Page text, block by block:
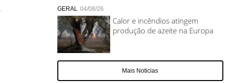
GERAL 04/08/26
Calor e incêndios atingem
produção de azeite na Europa
Mais Noticias